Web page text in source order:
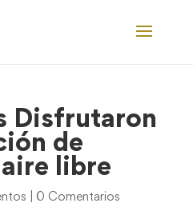
Disfrutaron
de
libre
0 Comentarios